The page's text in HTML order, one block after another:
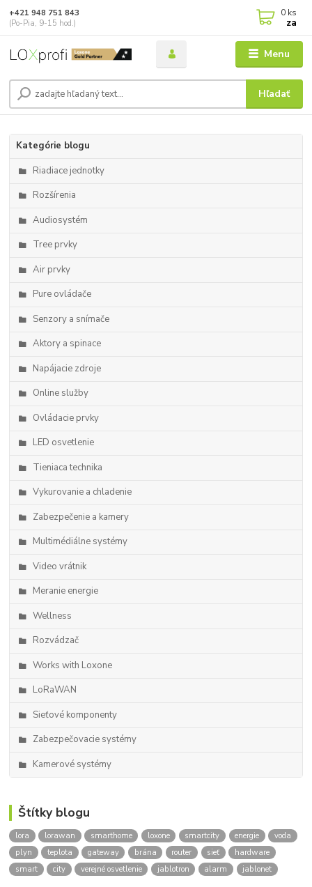
Menu
Hľadať
+421 948 751 843
(Po-Pia, 9-15 hod.)
0 ks
za
Kategórie blogu
Riadiace jednotky
Rozšírenia
Audiosystém
Tree prvky
Air prvky
Pure ovládače
Senzory a snímače
Aktory a spinace
Napájacie zdroje
Online služby
Ovládacie prvky
LED osvetlenie
Tieniaca technika
Vykurovanie a chladenie
Zabezpečenie a kamery
Multimédiálne systémy
Video vrátnik
Meranie energie
Wellness
Rozvádzač
Works with Loxone
LoRaWAN
Sieťové komponenty
Zabezpečovacie systémy
Kamerové systémy
Štítky blogu
lora lorawan smarthome loxone smartcity energie
voda
plyn
teplota gateway brána router sieť
hardware
smart
city verejné osvetlenie jablotron alarm jablonet